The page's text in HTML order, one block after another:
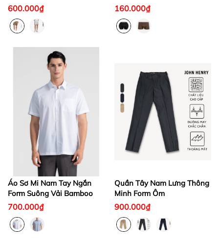
600.000₫ 160.000₫
Áo Sơ Mi Nam Tay Ngắn
Form Suông Vải Bamboo
700.000₫
Quần Tây Nam Lưng Thông
Minh Form Ôm
900.000₫